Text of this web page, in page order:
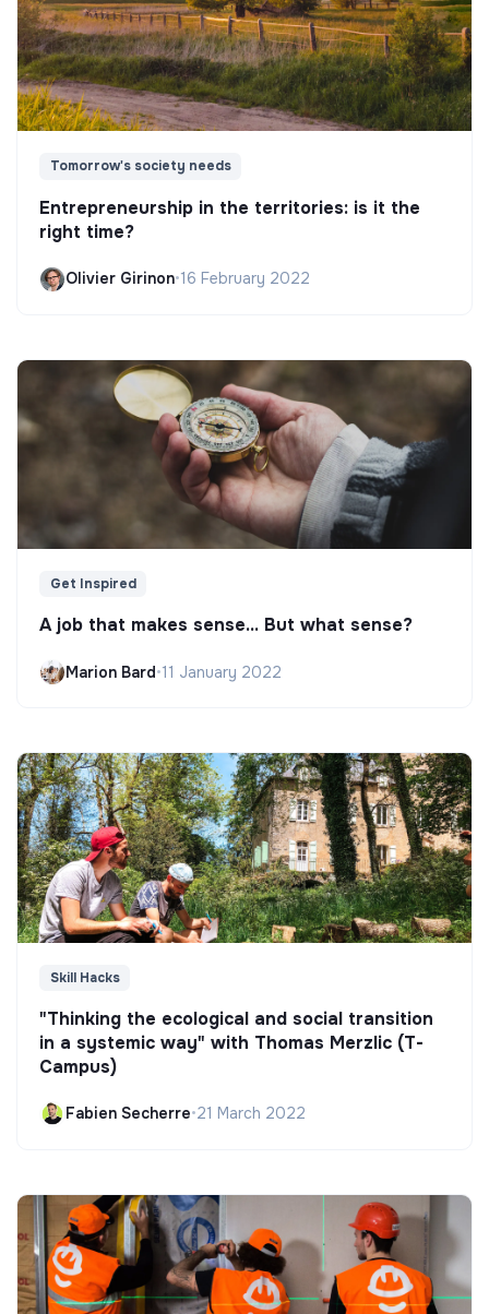
Tomorrow's society needs
Entrepreneurship in the territories: is it the
right time?
Olivier Girinon•16 February 2022
Get Inspired
A job that makes sense... But what sense?
Marion Bard•11 January 2022
Skill Hacks
"Thinking the ecological and social transition
in a systemic way" with Thomas Merzlic (T-
Campus)
Fabien Secherre•21 March 2022